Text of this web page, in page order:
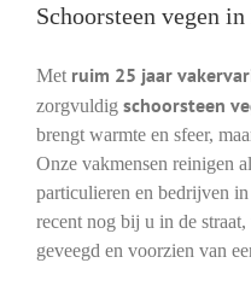
Schoorsteen vegen
Met ruim 25 jaar
zorgvuldig schoorsteen
brengt warmte en sfeer,
Onze vakmensen reinigen
particulieren en bedrijven
recent nog bij u in de
geveegd en voorzien van